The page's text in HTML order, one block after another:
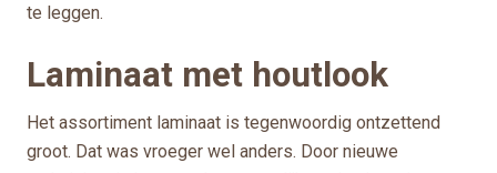
te leggen.
Laminaat met houtlook
Het assortiment laminaat is tegenwoordig ontzettend
groot. Dat was vroeger wel anders. Door nieuwe